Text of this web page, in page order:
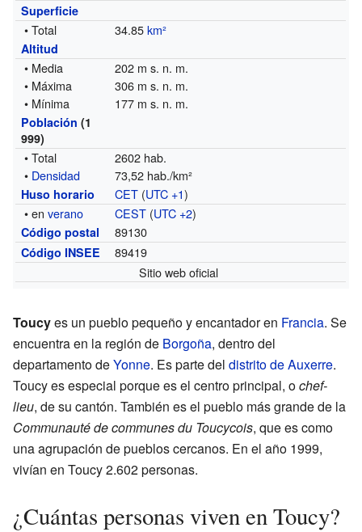
Superficie
• Total 34.85km²
Altitud
• Media
202 m s. n. m.
• Máxima
306 m s. n. m.
• Mínima
177 m s. n. m.
Población (1
999)
• Total
2602 hab.
• Densidad 73,52 hab./km²
Huso horario CET (UTC +1)
• enverano CEST (UTC +2)
Código postal 89130
Código INSEE
89419
Sitio web oficial
Toucyes un pueblo pequeño y encantador en Francia. Se
encuentra en la región de Borgoña, dentro del
departamento deYonne. Es parte del distrito de Auxerre.
Toucy es especial porque es el centro principal, ochef-
lieu, de su cantón. También es el pueblo más grande de la
Communauté de communes du Toucycois, que es como
una agrupación de pueblos cercanos. En el año 1999,
vivían en Toucy 2.602 personas.
¿Cuántas personas viven en Toucy?